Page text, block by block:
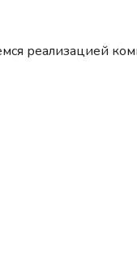
реализацией